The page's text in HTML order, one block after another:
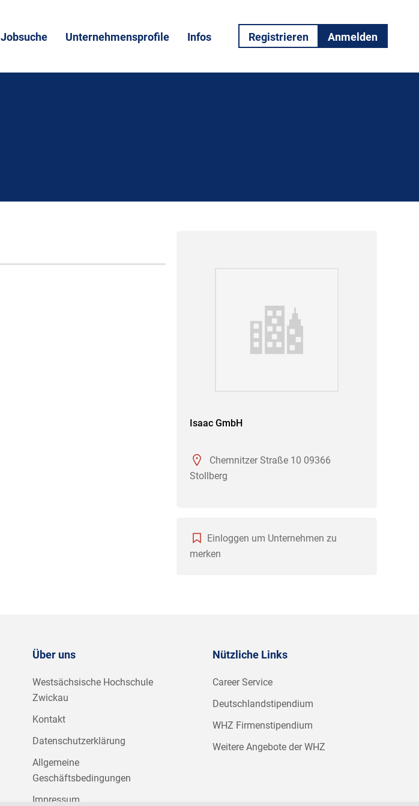
Jobsuche Unternehmensprofile Infos Registrieren Anmelden
Isaac GmbH
Chemnitzer Straße 10 09366
Stollberg
Einloggen um Unternehmen zu
merken
Über uns
Westsächsische Hochschule
Zwickau
Kontakt
Datenschutzerklärung
Allgemeine
Geschäftsbedingungen
Impressum
Nützliche Links
Career Service
Deutschlandstipendium
WHZ Firmenstipendium
Weitere Angebote der WHZ